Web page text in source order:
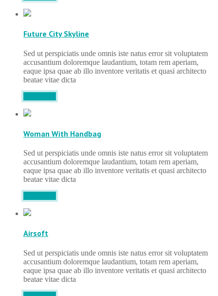
Future City Skyline
Sed ut perspiciatis unde omnis iste natus error sit voluptatem
accusantium doloremque laudantium, totam rem aperiam,
eaque ipsa quae ab illo inventore veritatis et quasi architecto
beatae vitae dicta
Woman With Handbag
Sed ut perspiciatis unde omnis iste natus error sit voluptatem
accusantium doloremque laudantium, totam rem aperiam,
eaque ipsa quae ab illo inventore veritatis et quasi architecto
beatae vitae dicta
Airsoft
Sed ut perspiciatis unde omnis iste natus error sit voluptatem
accusantium doloremque laudantium, totam rem aperiam,
eaque ipsa quae ab illo inventore veritatis et quasi architecto
beatae vitae dicta